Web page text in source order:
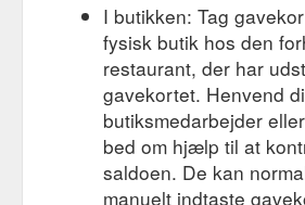
I butikken: Tag
fysisk butik hos den
restaurant, der har
gavekortet. Henvend
butiksmedarbejder
bed om hjælp til at
saldoen. De kan
manuelt indtaste